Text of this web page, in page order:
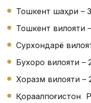
Тошкент шаҳри –
Тошкент вилояти
Сурхондарё
Бухоро вилояти –
Хоразм вилояти –